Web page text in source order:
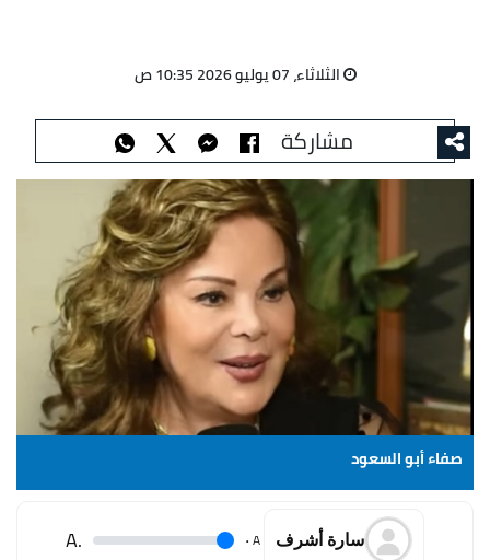
الثلاثاء، 07 يوليو 2026 10:35 ص
مشاركة
صفاء أبو السعود
سارة أشرف A
.
.A